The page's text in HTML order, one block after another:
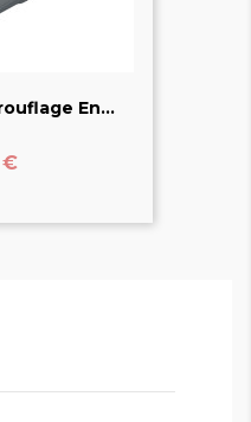
En...
€